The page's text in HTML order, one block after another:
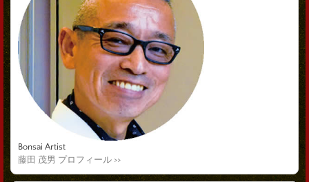
Bonsai Artist
藤田 茂男 プロフィール >>